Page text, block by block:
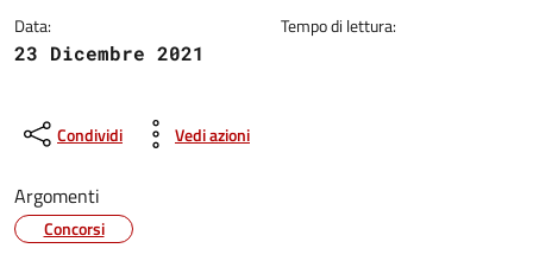
Data:
23 Dicembre 2021
Tempo di lettura:
Condividi Vedi azioni
Argomenti
Concorsi